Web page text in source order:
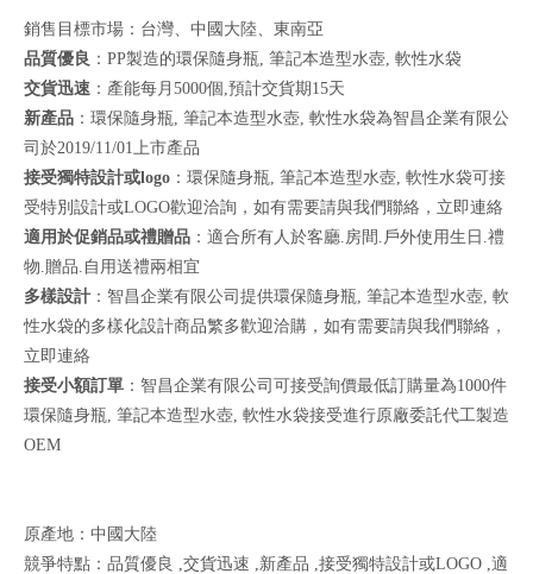
銷售目標市場：台灣、中國大陸、東南亞
品質優良 ：PP製造的環保隨身瓶, 筆記本造型水壺, 軟性水袋
交貨迅速 ：產能每月5000個,預計交貨期15天
新產品 ：環保隨身瓶, 筆記本造型水壺, 軟性水袋為智昌企業有限公
司於2019/11/01上市產品
接受獨特設計或logo ：環保隨身瓶, 筆記本造型水壺, 軟性水袋可接
受特別設計或LOGO歡迎洽詢，如有需要請與我們聯絡， 立即連絡
適用於促銷品或禮贈品 ：適合所有人於客廳.房間.戶外使用生日.禮
物.贈品.自用送禮兩相宜
多樣設計 ：智昌企業有限公司提供環保隨身瓶, 筆記本造型水壺, 軟
性水袋的多樣化設計商品繁多歡迎洽購，如有需要請與我們聯絡，
立即連絡
接受小額訂單 ：智昌企業有限公司可接受詢價最低訂購量為1000件
環保隨身瓶, 筆記本造型水壺, 軟性水袋接受進行原廠委託代工製造
OEM
原產地：中國大陸
競爭特點：品質優良 ,交貨迅速 ,新產品 ,接受獨特設計或LOGO ,適